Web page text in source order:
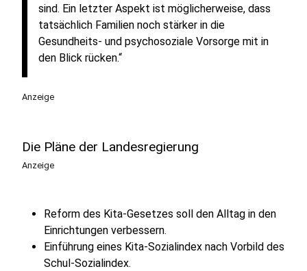
sind. Ein letzter Aspekt ist möglicherweise, dass
tatsächlich Familien noch stärker in die
Gesundheits- und psychosoziale Vorsorge mit in
den Blick rücken.“
Anzeige
Die Pläne der Landesregierung
Anzeige
Reform des Kita-Gesetzes soll den Alltag in den
Einrichtungen verbessern.
Einführung eines Kita-Sozialindex nach Vorbild des
Schul-Sozialindex.